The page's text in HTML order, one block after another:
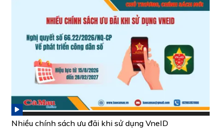
Nhiều chính sách ưu đãi khi sử dụng VneID